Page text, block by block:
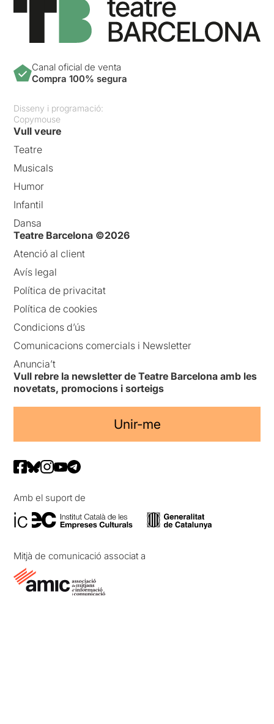
Canal oficial de venta
Compra 100% segura
Disseny i programació:
Copymouse
Vull veure
Teatre
Musicals
Humor
Infantil
Dansa
Teatre Barcelona ©2026
Atenció al client
Avís legal
Política de privacitat
Política de cookies
Condicions d’ús
Comunicacions comercials i Newsletter
Anuncia’t
Vull rebre la newsletter de Teatre Barcelona amb les
novetats, promocions i sorteigs
Unir-me
Amb el suport de
Mitjà de comunicació associat a